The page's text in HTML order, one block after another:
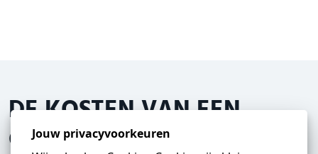
DE KOSTEN VAN EEN
GROEPENKAST